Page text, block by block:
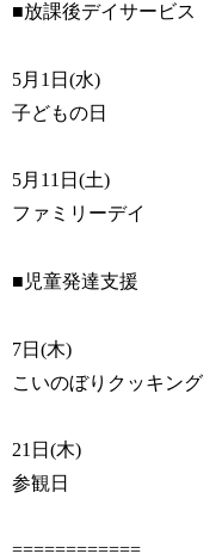
■放課後デイサービス
5月1日(水)
子どもの日
5月11日(土)
ファミリーデイ
■児童発達支援
7日(木)
こいのぼりクッキング
21日(木)
参観日
============